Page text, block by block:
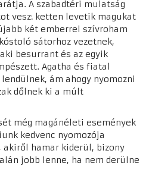
A szabadtéri mulatság
vesz: ketten levetik magukat
két emberrel szívroham
sátorhoz vezetnek,
besurrant és az egyik
Agatha és fiatal
ám ahogy nyomozni
dőlnek ki a múlt
még magánéleti események
kedvenc nyomozója
akiről hamar kiderül, bizony
jobb lenne, ha nem derülne